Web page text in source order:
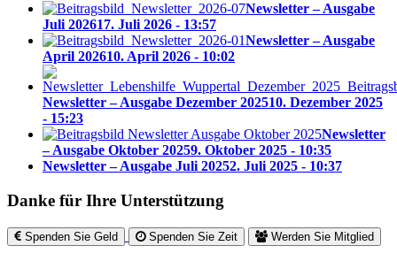
Newsletter – Ausgabe
Juli 202617. Juli 2026 - 13:57
Newsletter – Ausgabe
April 202610. April 2026 - 10:02
Newsletter – Ausgabe Dezember 202510. Dezember 2025
- 15:23
Newsletter
– Ausgabe Oktober 20259. Oktober 2025 - 10:35
Newsletter – Ausgabe Juli 20252. Juli 2025 - 10:37
Danke für Ihre Unterstützung
Spenden Sie Geld Spenden Sie Zeit Werden Sie Mitglied